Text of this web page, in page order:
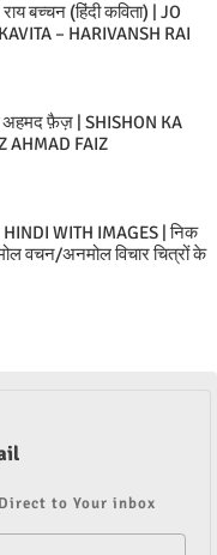
बच्चन (हिंदी कविता) | JO
– HARIVANSH RAI
अहमद फ़ैज़ | SHISHON KA
AHMAD FAIZ
WITH IMAGES | निक
वचन/अनमोल विचार चित्रों के
to Your inbox